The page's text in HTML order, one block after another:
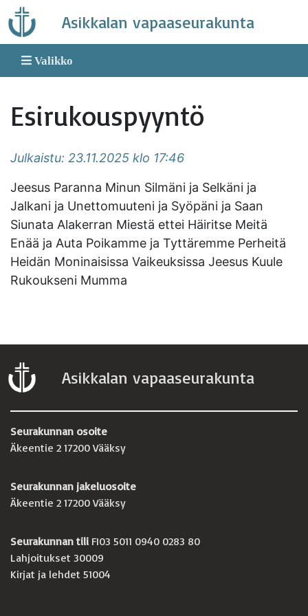
Skip
to
content
Asikkalan vapaaseurakunta
Valikko
Esirukouspyyntö
Julkaistu: 23.11.2025 klo 17:46
Jeesus Paranna Minun Silmäni ja Selkäni ja
Jalkani ja Unettomuuteni ja Syöpäni ja Saan
Siunata Alakerran Miestä ettei Häiritse Meitä
Enää ja Auta Poikamme ja Tyttäremme Perheitä
Heidän Moninaisissa Vaikeuksissa Jeesus Kuule
Rukoukseni Mumma
Asikkalan vapaaseurakunta
Seurakunnan osoite
Äkeentie 2 17200 Vääksy
Seurakunnan jakeluosoite
Äkeentie 2 17200 Vääksy
Seurakunnan tili FI03 5011 0940 0283 80
Lahjoitukset 30009
Kirjat ja lehdet 51004